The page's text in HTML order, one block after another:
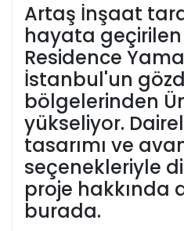
Artaş İnşaat
hayata
Residence
İstanbul'un
bölgelerinden
yükseliyor.
tasarımı ve
seçenekleriyle
proje hakkında
burada.